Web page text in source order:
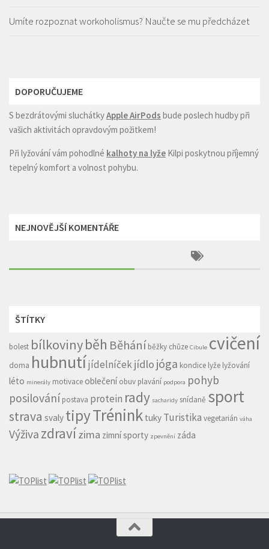
Umíte rozpoznat workoholismus? Naučte se mu předcházet
DOPORUČUJEME
S bezdrátovými sluchátkyApple AirPods bude poslech hudby při
vašich aktivitách opravdovým požitkem!
Při lyžování vám pohodlné kalhoty na lyže Kilpi poskytnou příjemný
tepelný komfort a volnost pohybu.
NEJNOVĚJŠÍ KOMENTÁŘE
ŠTÍTKY
bolest bílkovinyběh Běhání běžky chůze Cibule cvičení
doma hubnutíjídelníčekjídlo jóga kondice lyže lyžování
léto minerály motivace oblečení obuv plavání podpora pohyb
posilování postava protein rady sacharidy snídaně sport
strava svaly tipyTrénink tuky Turistika vegetarián váha
Výživa zdravízima zimní sporty zpevnění záda